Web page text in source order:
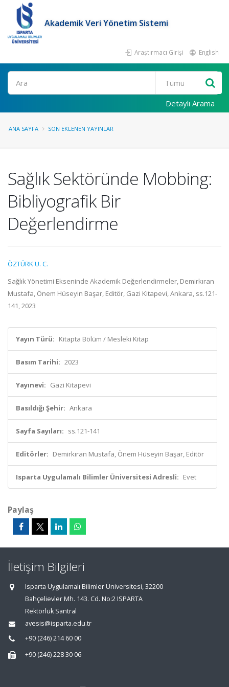
Akademik Veri Yönetim Sistemi
Araştırmacı Girişi English
Ara
Detaylı Arama
ANA SAYFA SON EKLENEN YAYINLAR
Sağlık Sektöründe Mobbing:
Bibliyografik Bir
Değerlendirme
ÖZTÜRK U. C.
Sağlık Yönetimi Ekseninde Akademik Değerlendirmeler, Demirkıran
Mustafa, Önem Hüseyin Başar, Editör, Gazi Kitapevi, Ankara, ss.121-
141, 2023
Yayın Türü: Kitapta Bölüm / Mesleki Kitap
Basım Tarihi: 2023
Yayınevi: Gazi Kitapevi
Basıldığı Şehir: Ankara
Sayfa Sayıları: ss.121-141
Editörler: Demirkıran Mustafa, Önem Hüseyin Başar, Editör
Isparta Uygulamalı Bilimler Üniversitesi Adresli: Evet
Paylaş
İletişim Bilgileri
Isparta Uygulamalı Bilimler Üniversitesi, 32200
Bahçelievler Mh. 143. Cd. No:2 ISPARTA
Rektörlük Santral
avesis@isparta.edu.tr
+90 (246) 214 60 00
+90 (246) 228 30 06